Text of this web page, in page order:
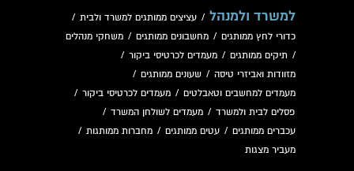
למשרד ולמנהל / עציצים ממותגים למשרד ולבית /
כדורי לחץ ממותגים / מחשבונים ממותגים / משחקי מנהלים
/ תיקים ממותגים / מעמדים לכרטיסי ביקור /
מזוודות ואביזרי טיסה / שעונים ממותגים /
מעמדים למחשבים וטאבלטים / מעמדים לכרטיסי ביקור /
פסלים לבית ולמשרד / מעמדים לשולחן המשרד /
עכברים ממותגים / עטים ממותגים / מחברות ממותגות /
מעביר מצגות